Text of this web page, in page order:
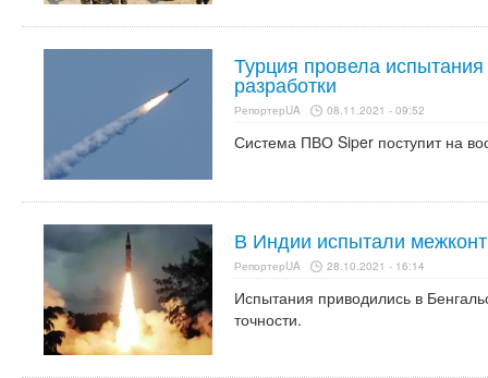
Турция провела
разработки
РепортерUA 08.11.2021 - 09:52
Система ПВО Siper поступит на
В Индии испытали
РепортерUA 28.10.2021 - 16:14
Испытания приводились в
точности.